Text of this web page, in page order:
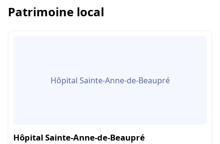
Patrimoine local
Hôpital Sainte-Anne-de-Beaupré
Hôpital Sainte-Anne-de-Beaupré